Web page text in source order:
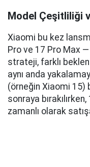
Model Çeşitliliği
Xiaomi bu kez
Pro ve 17 Pro Max —
strateji, farklı
aynı anda
(örneğin Xiaomi 15)
sonraya
zamanlı olarak